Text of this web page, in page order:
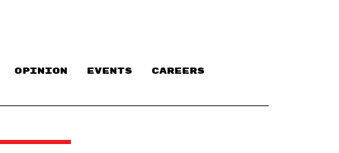
OPINION EVENTS CAREERS